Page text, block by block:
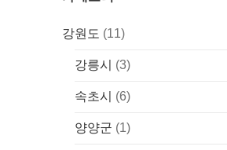
강원도 (11)
강릉시 (3)
속초시 (6)
양양군 (1)